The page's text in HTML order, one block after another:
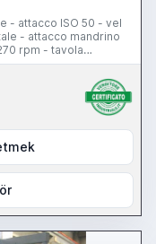
- attacco ISO 50 - vel
- attacco mandrino
rpm - tavola
- corsa trasversale
mm - corsa
guide piane - peso